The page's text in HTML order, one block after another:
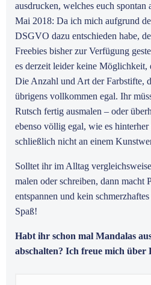
ausdrucken, welches euch spontan
Mai 2018: Da ich mich aufgrund
DSGVO dazu entschieden habe,
Freebies bisher zur Verfügung
es derzeit leider keine Möglichkeit,
Die Anzahl und Art der Farbstifte,
übrigens vollkommen egal. Ihr
Rutsch fertig ausmalen – oder
ebenso völlig egal, wie es hinterher
schließlich nicht an einem
Solltet ihr im Alltag
malen oder schreiben, dann macht
entspannen und kein
Spaß!
Habt ihr schon mal Mandalas
abschalten? Ich freue mich über